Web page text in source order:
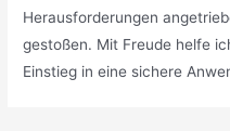
Herausforderungen
gestoßen. Mit Freude helfe
Einstieg in eine sichere